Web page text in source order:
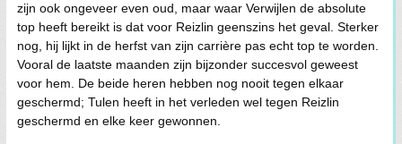
zijn ook ongeveer even oud, maar waar Verwijlen de absolute
top heeft bereikt is dat voor Reizlin geenszins het geval. Sterker
nog, hij lijkt in de herfst van zijn carrière pas echt top te worden.
Vooral de laatste maanden zijn bijzonder succesvol geweest
voor hem. De beide heren hebben nog nooit tegen elkaar
geschermd; Tulen heeft in het verleden wel tegen Reizlin
geschermd en elke keer gewonnen.